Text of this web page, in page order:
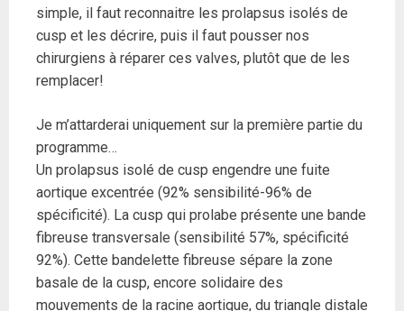
simple, il faut reconnaitre les prolapsus isolés de
cusp et les décrire, puis il faut pousser nos
chirurgiens à réparer ces valves, plutôt que de les
remplacer!
Je m’attarderai uniquement sur la première partie du
programme…
Un prolapsus isolé de cusp engendre une fuite
aortique excentrée (92% sensibilité-96% de
spécificité). La cusp qui prolabe présente une bande
fibreuse transversale (sensibilité 57%, spécificité
92%). Cette bandelette fibreuse sépare la zone
basale de la cusp, encore solidaire des
mouvements de la racine aortique, du triangle distale